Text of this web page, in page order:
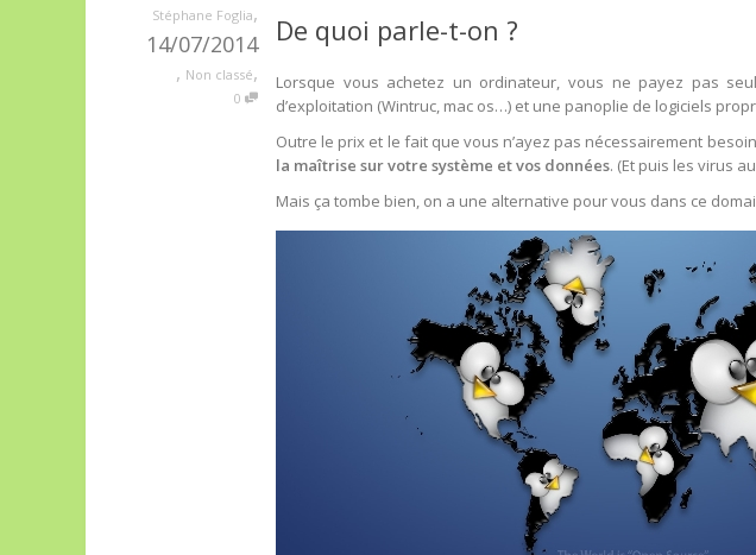
Stéphane Foglia,
14/07/2014
, Non classé,
0
De quoi parle-t-on ?
Lorsque vous achetez un ordinateur, vous ne payez pas
d’exploitation (Wintruc, mac os…) et une panoplie de logiciels
Outre le prix et le fait que vous n’ayez pas nécessairement
la maîtrise sur votre système et vos données. (Et puis les virus
Mais ça tombe bien, on a une alternative pour vous dans ce